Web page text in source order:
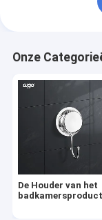
De
De Houder
De muur zet
Onze
De Houder van het
badkamersproduct